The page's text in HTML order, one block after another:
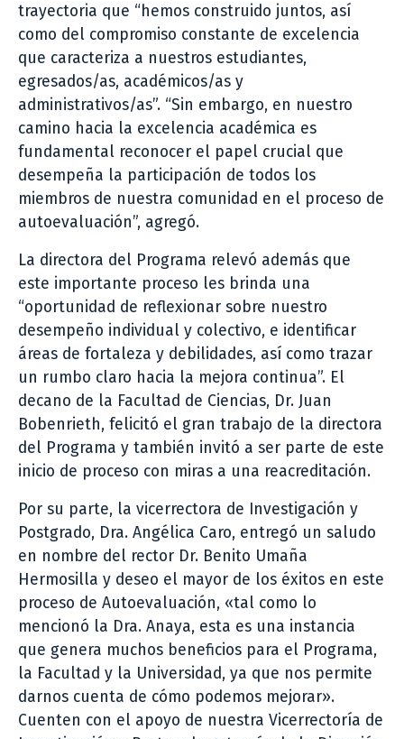
trayectoria que “hemos construido juntos, así
como del compromiso constante de excelencia
que caracteriza a nuestros estudiantes,
egresados/as, académicos/as y
administrativos/as”. “Sin embargo, en nuestro
camino hacia la excelencia académica es
fundamental reconocer el papel crucial que
desempeña la participación de todos los
miembros de nuestra comunidad en el proceso de
autoevaluación”, agregó.
La directora del Programa relevó además que
este importante proceso les brinda una
“oportunidad de reflexionar sobre nuestro
desempeño individual y colectivo, e identificar
áreas de fortaleza y debilidades, así como trazar
un rumbo claro hacia la mejora continua”. El
decano de la Facultad de Ciencias, Dr. Juan
Bobenrieth, felicitó el gran trabajo de la directora
del Programa y también invitó a ser parte de este
inicio de proceso con miras a una reacreditación.
Por su parte, la vicerrectora de Investigación y
Postgrado, Dra. Angélica Caro, entregó un saludo
en nombre del rector Dr. Benito Umaña
Hermosilla y deseo el mayor de los éxitos en este
proceso de Autoevaluación, «tal como lo
mencionó la Dra. Anaya, esta es una instancia
que genera muchos beneficios para el Programa,
la Facultad y la Universidad, ya que nos permite
darnos cuenta de cómo podemos mejorar».
Cuenten con el apoyo de nuestra Vicerrectoría de